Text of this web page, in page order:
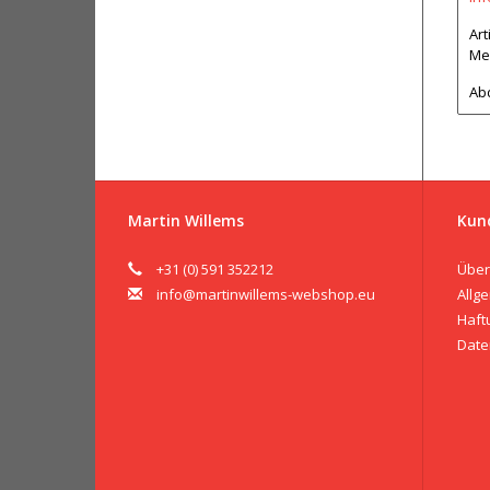
Martin Willems
+31 (0) 591 352212
info@martinwillems-webshop.eu